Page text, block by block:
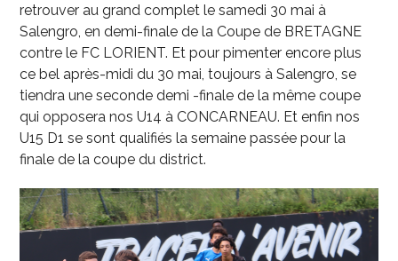
retrouver au grand complet le samedi 30 mai à
Salengro, en demi-finale de la Coupe de BRETAGNE
contre le FC LORIENT. Et pour pimenter encore plus
ce bel après-midi du 30 mai, toujours à Salengro, se
tiendra une seconde demi -finale de la même coupe
qui opposera nos U14 à CONCARNEAU. Et enfin nos
U15 D1 se sont qualifiés la semaine passée pour la
finale de la coupe du district.